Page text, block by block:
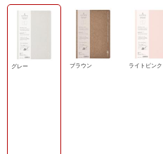
グレー ブラウン ライトピンク